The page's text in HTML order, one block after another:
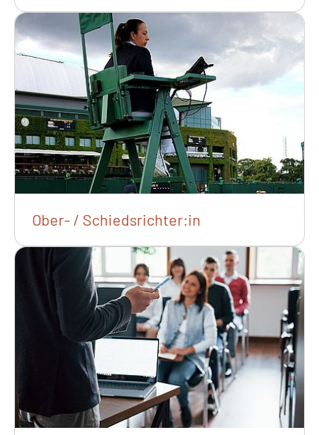
Ober- / Schiedsrichter:in